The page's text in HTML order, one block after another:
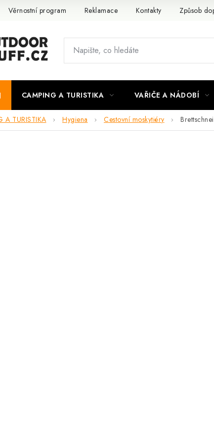
Věrnostní program Reklamace Kontakty Způsob
CAMPING A TURISTIKA VAŘIČE A NÁDOBÍ
A TURISTIKA Hygiena Cestovní moskytiéry